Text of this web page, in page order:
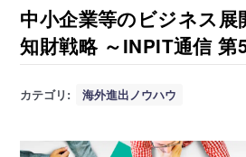
はじめて海
海外展開そもそも講座ふかぼり海
中小企業等のビジネス展
知財戦略 ～INPIT通信 第
カテゴリ: 海外進出ノウハウ